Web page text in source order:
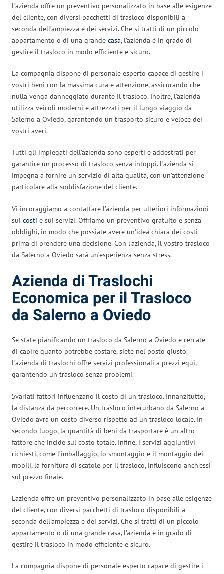
L’azienda offre un preventivo personalizzato in base alle esigenze
del cliente, con diversi pacchetti di trasloco disponibili a
seconda dell’ampiezza e dei servizi. Che si tratti di un piccolo
appartamento o di una grande casa, l’azienda è in grado di
gestire il trasloco in modo efficiente e sicuro.
La compagnia dispone di personale esperto capace di gestire i
vostri beni con la massima cura e attenzione, assicurando che
nulla venga danneggiato durante il trasloco. Inoltre, l’azienda
utilizza veicoli moderni e attrezzati per il lungo viaggio da
Salerno a Oviedo, garantendo un trasporto sicuro e veloce dei
vostri averi.
Tutti gli impiegati dell’azienda sono esperti e addestrati per
garantire un processo di trasloco senza intoppi. L’azienda si
impegna a fornire un servizio di alta qualità, con un’attenzione
particolare alla soddisfazione del cliente.
Vi incoraggiamo a contattare l’azienda per ulteriori informazioni
sui costi e sui servizi. Offriamo un preventivo gratuito e senza
obblighi, in modo che possiate avere un’idea chiara dei costi
prima di prendere una decisione. Con l’azienda, il vostro trasloco
da Salerno a Oviedo sarà un’esperienza senza stress.
Azienda di Traslochi
Economica per il Trasloco
da Salerno a Oviedo
Se state pianificando un trasloco da Salerno a Oviedo e cercate
di capire quanto potrebbe costare, siete nel posto giusto.
L’azienda di traslochi offre servizi professionali a prezzi equi,
garantendo un trasloco senza problemi.
Svariati fattori influenzano il costo di un trasloco. Innanzitutto,
la distanza da percorrere. Un trasloco interurbano da Salerno a
Oviedo avrà un costo diverso rispetto ad un trasloco locale. In
secondo luogo, la quantità di beni da trasportare è un altro
fattore che incide sul costo totale. Infine, i servizi aggiuntivi
richiesti, come l’imballaggio, lo smontaggio e il montaggio dei
mobili, la fornitura di scatole per il trasloco, influiscono anch’essi
sul prezzo finale.
L’azienda offre un preventivo personalizzato in base alle esigenze
del cliente, con diversi pacchetti di trasloco disponibili a
seconda dell’ampiezza e dei servizi. Che si tratti di un piccolo
appartamento o di una grande casa, l’azienda è in grado di
gestire il trasloco in modo efficiente e sicuro.
La compagnia dispone di personale esperto capace di gestire i